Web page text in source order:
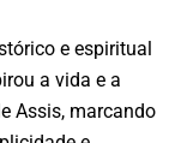
e espiritual
a vida e a
Assis, marcando